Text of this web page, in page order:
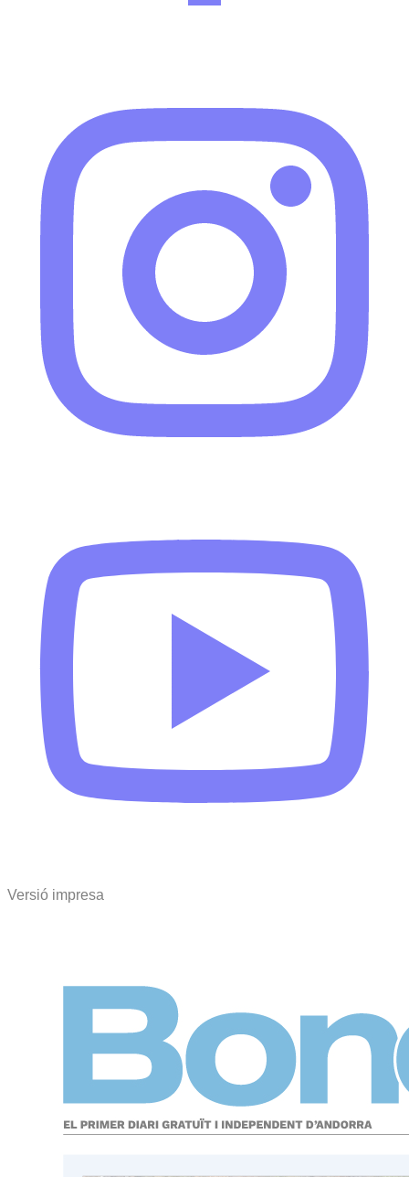
Versió impresa